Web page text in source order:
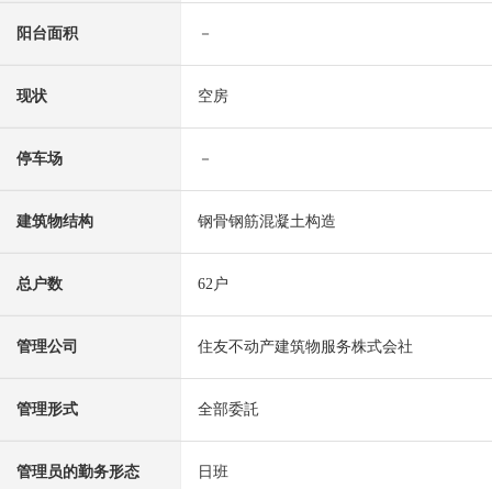
阳台面积 －
现状 空房
停车场 －
建筑物结构 钢骨钢筋混凝土构造
总户数 62户
管理公司 住友不动产建筑物服务株式会社
管理形式 全部委託
管理员的勤务形态 日班